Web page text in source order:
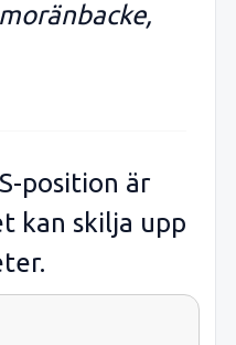
position är
kan skilja upp